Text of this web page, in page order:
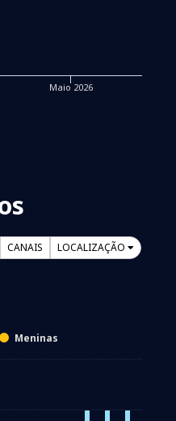
Maio 2026
CANAIS LOCALIZAÇÃO
Meninas